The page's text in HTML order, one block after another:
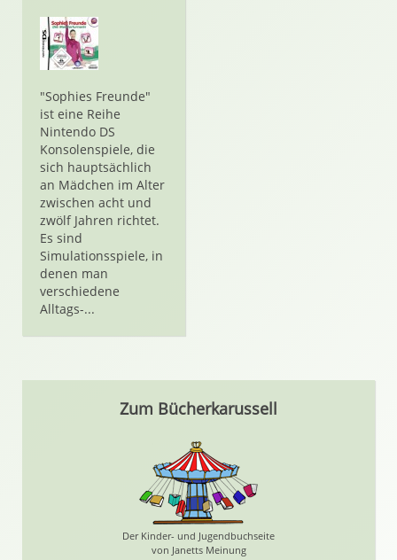
"Sophies Freunde"
ist eine Reihe
Nintendo DS
Konsolenspiele, die
sich hauptsächlich
an Mädchen im Alter
zwischen acht und
zwölf Jahren richtet.
Es sind
Simulationsspiele, in
denen man
verschiedene
Alltags-...
Zum Bücherkarussell
Der Kinder- und Jugendbuchseite
von Janetts Meinung